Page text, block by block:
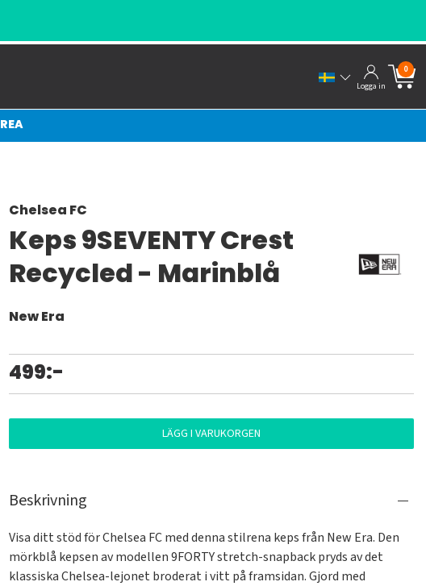
Logga in
0
REA
Chelsea FC
Keps 9SEVENTY Crest
Recycled - Marinblå
New Era
499:-
LÄGG I VARUKORGEN
Beskrivning
Visa ditt stöd för Chelsea FC med denna stilrena keps från New Era. Den
mörkblå kepsen av modellen 9FORTY stretch-snapback pryds av det
klassiska Chelsea-lejonet broderat i vitt på framsidan. Gjord med